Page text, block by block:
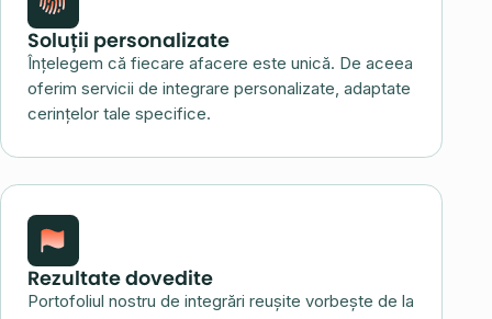
Soluții personalizate
Înțelegem că fiecare afacere este unică. De aceea
oferim servicii de integrare personalizate, adaptate
cerințelor tale specifice.
Rezultate dovedite
Portofoliul nostru de integrări reușite vorbește de la